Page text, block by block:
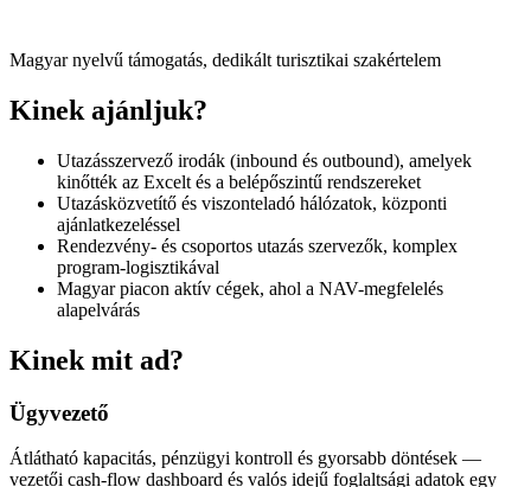
Magyar nyelvű támogatás, dedikált turisztikai szakértelem
Kinek ajánljuk?
Utazásszervező irodák (inbound és outbound), amelyek
kinőtték az Excelt és a belépőszintű rendszereket
Utazásközvetítő és viszonteladó hálózatok, központi
ajánlatkezeléssel
Rendezvény- és csoportos utazás szervezők, komplex
program-logisztikával
Magyar piacon aktív cégek, ahol a NAV-megfelelés
alapelvárás
Kinek mit ad?
Ügyvezető
Átlátható kapacitás, pénzügyi kontroll és gyorsabb döntések —
vezetői cash-flow dashboard és valós idejű foglaltsági adatok egy